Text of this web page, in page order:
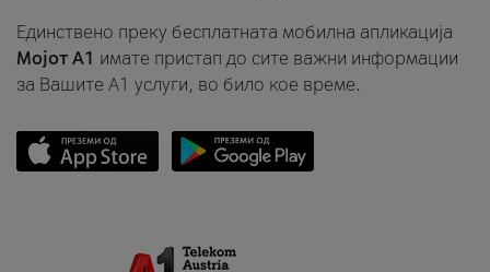
Единствено преку бесплатната мобилна апликација
Мојот A1 имате пристап до сите важни информации
за Вашите A1 услуги, во било кое време.